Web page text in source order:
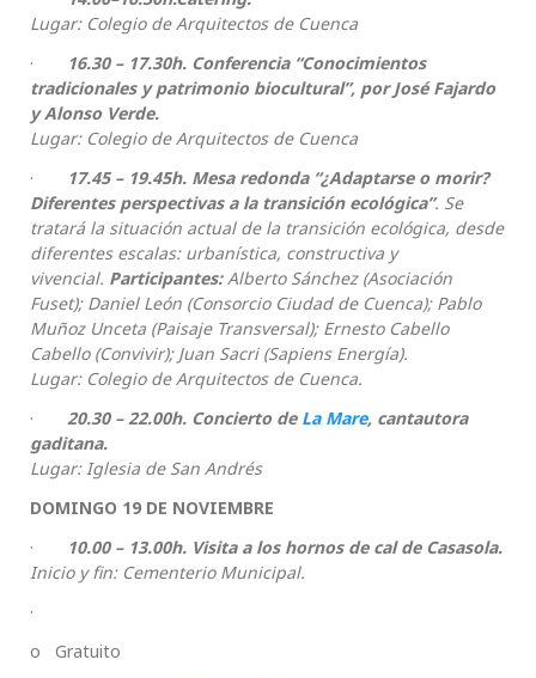
Lugar: Colegio de Arquitectos de Cuenca
·
16.30 – 17.30h. Conferencia “Conocimientos
tradicionales y patrimonio biocultural”, por José Fajardo
y Alonso Verde.
Lugar: Colegio de Arquitectos de Cuenca
·
17.45 – 19.45h. Mesa redonda “¿Adaptarse o morir?
Diferentes perspectivas a la transición ecológica”. Se
tratará la situación actual de la transición ecológica, desde
diferentes escalas: urbanística, constructiva y
vivencial. Participantes:Alberto Sánchez (Asociación
Fuset); Daniel León (Consorcio Ciudad de Cuenca); Pablo
Muñoz Unceta (Paisaje Transversal); Ernesto Cabello
Cabello (Convivir); Juan Sacri (Sapiens Energía).
Lugar: Colegio de Arquitectos de Cuenca.
· 20.30 – 22.00h. Concierto de La Mare, cantautora
gaditana.
Lugar: Iglesia de San Andrés
DOMINGO 19 DE NOVIEMBRE
·
10.00 – 13.00h. Visita a los hornos de cal de Casasola.
Inicio y fin: Cementerio Municipal.
·
o Gratuito